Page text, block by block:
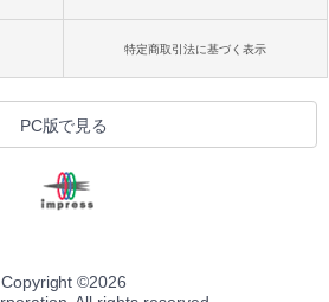
特定商取引法に基づく表示
PC版で見る
Copyright ©2026